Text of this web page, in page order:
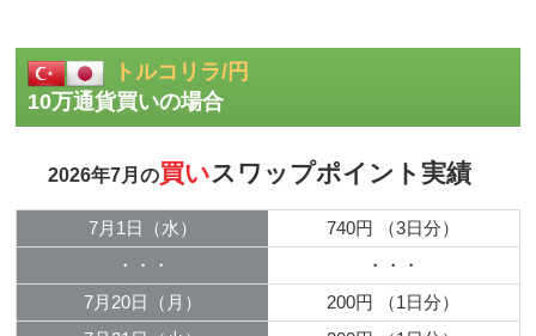
トルコリラ/円
10万通貨買いの場合
2026年7月の買いスワップポイント実績
7月1日（水） 740円
（3日分）
・・・
・・・
7月20日（月）
200円
（1日分）